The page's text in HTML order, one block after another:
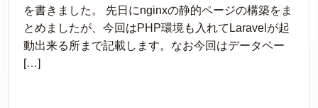
を書きました。 先日にnginxの静的ページの構築をま
とめましたが、今回はPHP環境も入れてLaravelが起
動出来る所まで記載します。なお今回はデータベー
[…]